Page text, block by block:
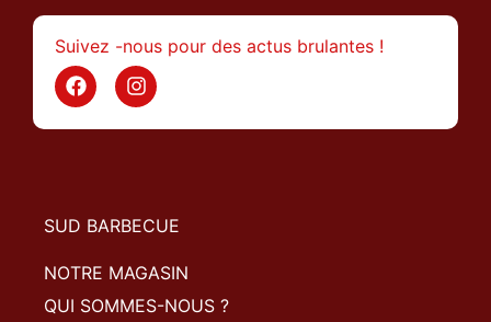
Suivez -nous pour des actus brulantes !
SUD BARBECUE
NOTRE MAGASIN
QUI SOMMES-NOUS ?